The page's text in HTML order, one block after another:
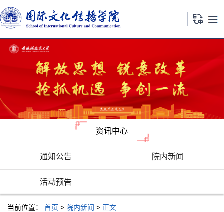
资讯中心
通知公告 院内新闻
活动预告
当前位置： 首页 > 院内新闻 > 正文